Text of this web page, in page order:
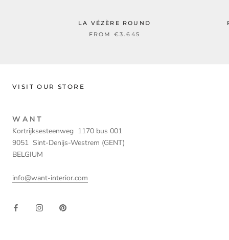
LA VÉZÈRE ROUND
FROM €3.645
VISIT OUR STORE
W A N T
Kortrijksesteenweg 1170 bus 001
9051 Sint-Denijs-Westrem (GENT)
BELGIUM
info@want-interior.com